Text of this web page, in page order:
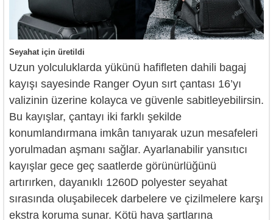
Seyahat için üretildi
Uzun yolculuklarda yükünü hafifleten dahili bagaj
kayışı sayesinde Ranger Oyun sırt çantası 16’yı
valizinin üzerine kolayca ve güvenle sabitleyebilirsin.
Bu kayışlar, çantayı iki farklı şekilde
konumlandırmana imkân tanıyarak uzun mesafeleri
yorulmadan aşmanı sağlar. Ayarlanabilir yansıtıcı
kayışlar gece geç saatlerde görünürlüğünü
artırırken, dayanıklı 1260D polyester seyahat
sırasında oluşabilecek darbelere ve çizilmelere karşı
ekstra koruma sunar. Kötü hava şartlarına